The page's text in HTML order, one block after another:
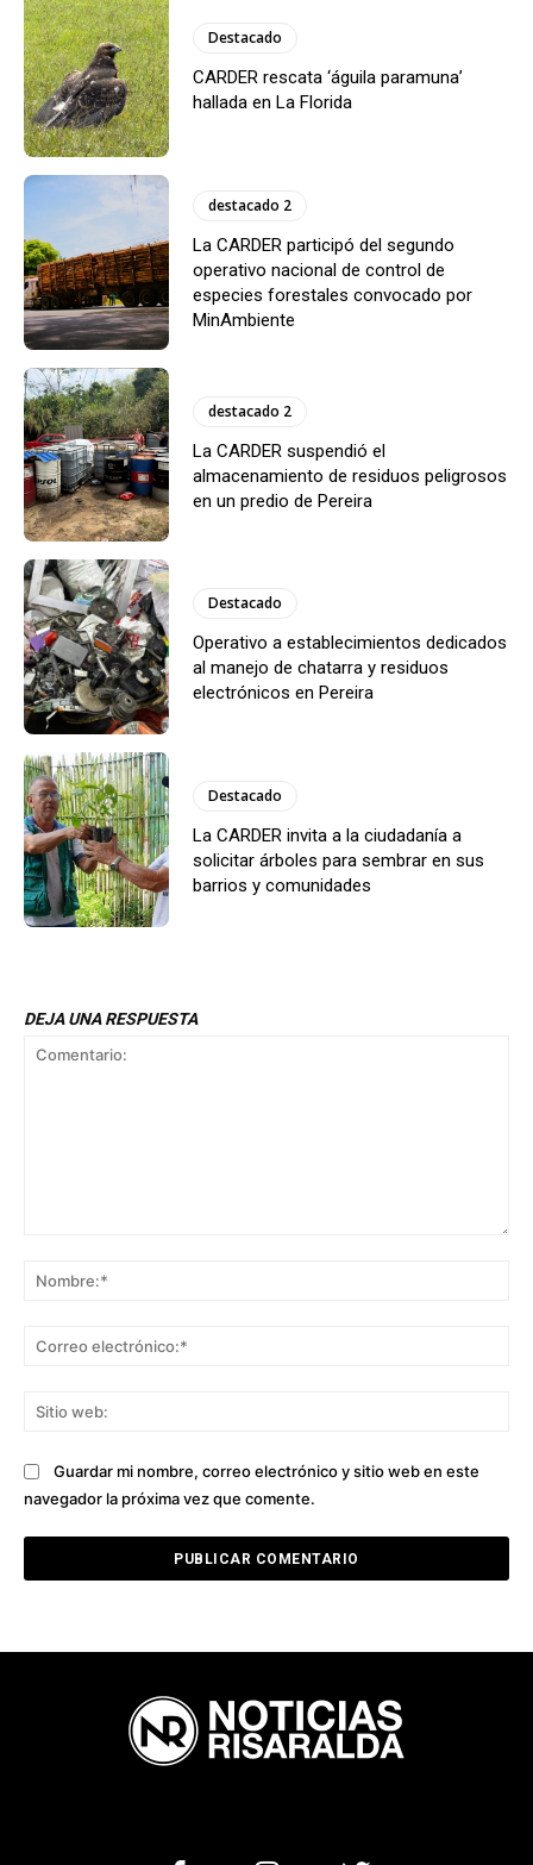
Destacado
CARDER rescata ‘águila paramuna’
hallada en La Florida
destacado 2
La CARDER participó del segundo
operativo nacional de control de
especies forestales convocado por
MinAmbiente
destacado 2
La CARDER suspendió el
almacenamiento de residuos peligrosos
en un predio de Pereira
Destacado
Operativo a establecimientos dedicados
al manejo de chatarra y residuos
electrónicos en Pereira
Destacado
La CARDER invita a la ciudadanía a
solicitar árboles para sembrar en sus
barrios y comunidades
DEJA UNA RESPUESTA
Guardar mi nombre, correo electrónico y sitio web en este
navegador la próxima vez que comente.